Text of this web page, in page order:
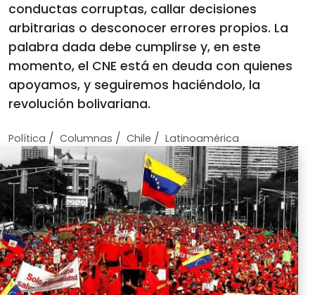
conductas corruptas, callar decisiones
arbitrarias o desconocer errores propios. La
palabra dada debe cumplirse y, en este
momento, el CNE está en deuda con quienes
apoyamos, y seguiremos haciéndolo, la
revolución bolivariana.
Política / Columnas / Chile / Latinoamérica